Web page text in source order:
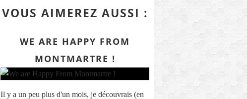
VOUS AIMEREZ AUSSI :
WE ARE HAPPY FROM
MONTMARTRE !
Il y a un peu plus d'un mois, je découvrais (en